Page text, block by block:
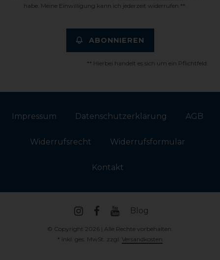
habe. Meine Einwilligung kann ich jederzeit widerrufen.**
ABONNIEREN
** Hierbei handelt es sich um ein Pflichtfeld.
Impressum Daten­schutz­erklärung AGB
Widerrufs­recht Widerrufs­formular
Kontakt
Blog
© Copyright 2026 | Alle Rechte vorbehalten.
* inkl. ges. MwSt. zzgl. Versandkosten